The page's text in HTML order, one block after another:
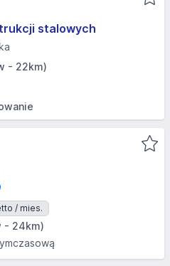
stalowych
- 22km)
/ mies.
- 24km)